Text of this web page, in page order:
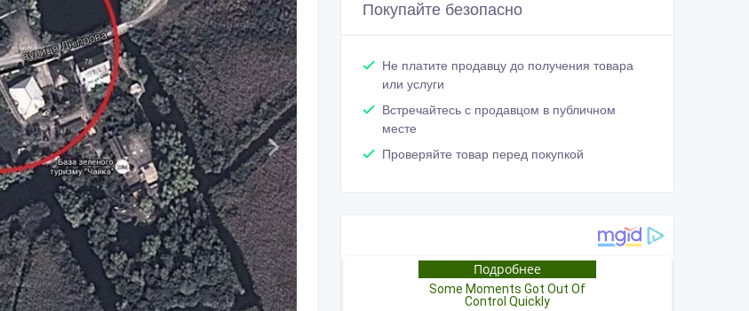
Покупайте безопасно
Не платите продавцу до получения товара
или услуги
Встречайтесь с продавцом в публичном
месте
Проверяйте товар перед покупкой